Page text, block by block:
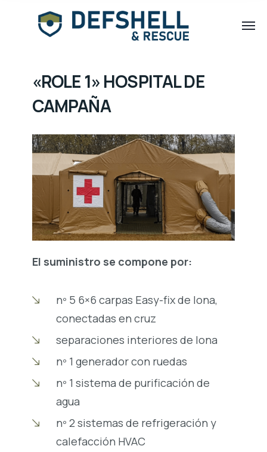
«ROLE 1» HOSPITAL DE
CAMPAÑA
El suministro se compone por:
nº 5 6×6 carpas Easy-fix de lona,
conectadas en cruz
separaciones interiores de lona
nº 1 generador con ruedas
nº 1 sistema de purificación de
agua
nº 2 sistemas de refrigeración y
calefacción HVAC